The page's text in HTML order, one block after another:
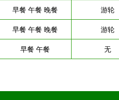
早餐 午餐 晚餐 游轮
早餐 午餐 晚餐 游轮
早餐 午餐 无